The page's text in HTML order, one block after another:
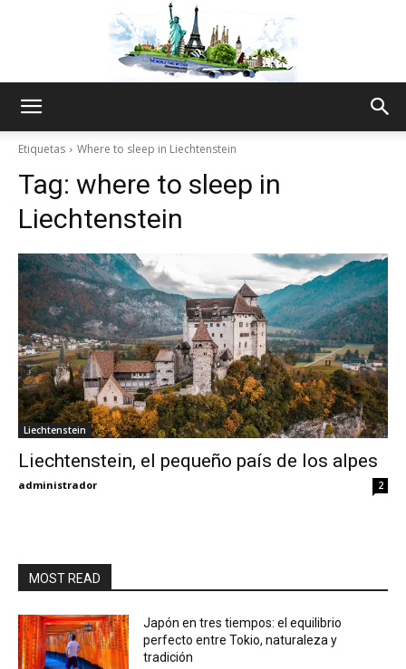
Thru
My
Etiquetas Where to sleep in Liechtenstein
Tag: where to sleep in
Liechtenstein
Liechtenstein
Liechtenstein, el pequeño país de los alpes
administrador 2
MOST READ
Japón en tres tiempos: el equilibrio
perfecto entre Tokio, naturaleza y
tradición